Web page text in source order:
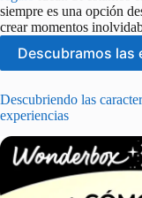
siempre es una opción
crear momentos
Descubramos las
Descubriendo las
experiencias